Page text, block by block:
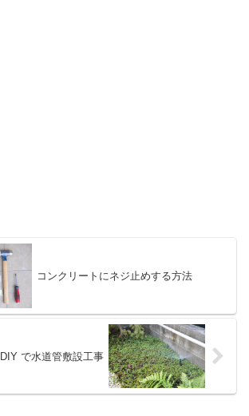
コンクリートにネジ止めする方法
DIY で水道管敷設工事